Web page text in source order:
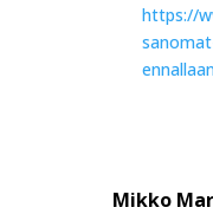
https://
ennallaan
Mikko